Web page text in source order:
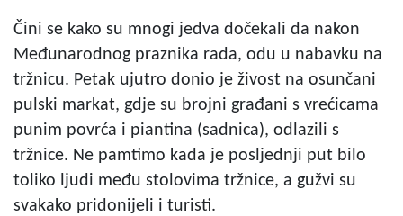
Čini se kako su mnogi jedva dočekali da nakon
Međunarodnog praznika rada, odu u nabavku na
tržnicu. Petak ujutro donio je živost na osunčani
pulski markat, gdje su brojni građani s vrećicama
punim povrća i piantina (sadnica), odlazili s
tržnice. Ne pamtimo kada je posljednji put bilo
toliko ljudi među stolovima tržnice, a gužvi su
svakako pridonijeli i turisti.